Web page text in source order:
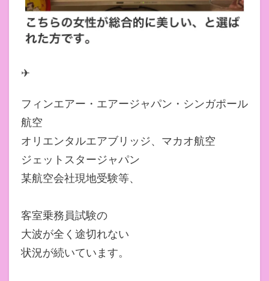
✈
フィンエアー・エアージャパン・シンガポール
航空
オリエンタルエアブリッジ、マカオ航空
ジェットスタージャパン
某航空会社現地受験等、
客室乗務員試験の
大波が全く途切れない
状況が続いています。